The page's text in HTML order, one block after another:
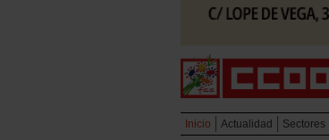
Inicio Actualidad Sectores